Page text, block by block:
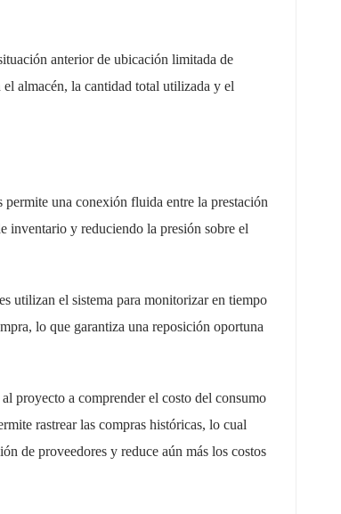
anterior de ubicación limitada de
almacén, la cantidad total utilizada y el
una conexión fluida entre la prestación
inventario y reduciendo la presión sobre el
utilizan el sistema para monitorizar en tiempo
lo que garantiza una reposición oportuna
proyecto a comprender el costo del consumo
rastrear las compras históricas, lo cual
de proveedores y reduce aún más los costos